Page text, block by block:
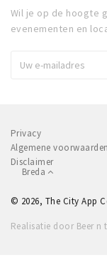
Wil je op de hoogte
evenementen en
Privacy
Algemene voorwaarden
Disclaimer
Breda
© 2026, The City App
Realisatie door Beer n